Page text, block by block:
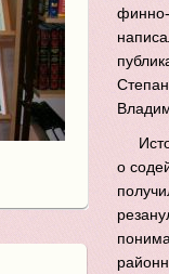
финно-
о